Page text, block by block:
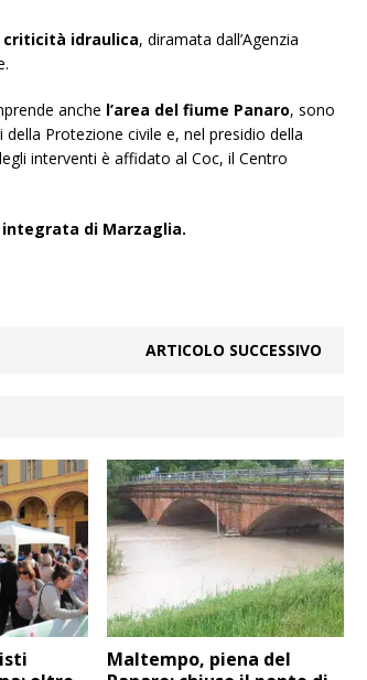
criticità idraulica, diramata dall’Agenzia
anche l’area del fiume Panaro, sono
Protezione civile e, nel presidio della
interventi è affidato al Coc, il Centro
di Marzaglia.
ARTICOLO SUCCESSIVO
Maltempo, piena del